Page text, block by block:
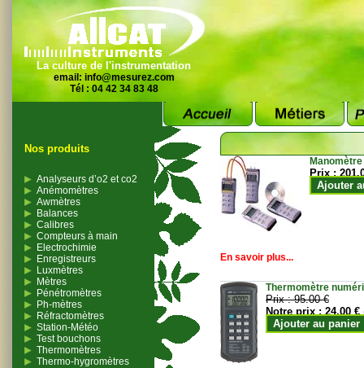
La culture de l'instrumentation
email: info@mesurez.com
Tél : 04 42 34 83 48
Nos produits
Analyseurs d’o2 et co2
Anémomètres
Awmètres
Balances
Calibres
Compteurs à main
Electrochimie
Enregistreurs
Luxmètres
Mètres
Pénétromètres
Ph-mètres
Réfractomètres
Station-Météo
Test bouchons
Thermomètres
Thermo-hygromètres
Prix :
Ajouter
En savoir plus...
Thermomètre
Prix :95.00 €
Notre prix :24.00 €
Ajouter au panier